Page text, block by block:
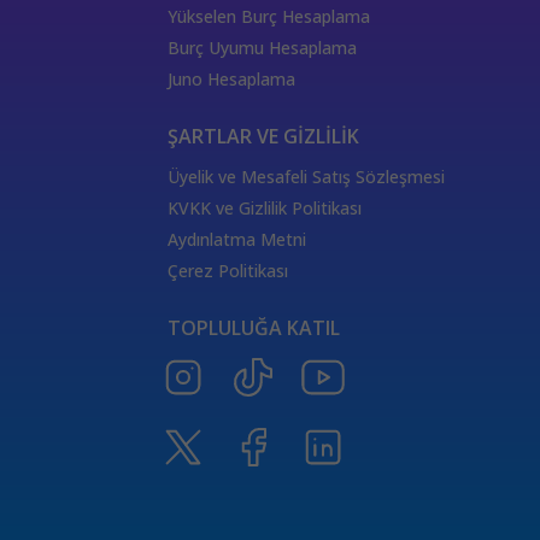
burçların elementleri
değişken
yükselen burçların özellikleri
Satürn Balık burcunda
ThetaHealing seansı
Tarot Destesi
Venüs burcu
Satürn burcu
Aşıklar Tarot Kartı
Güneş Tarot Sağlık Anlamı
Merkür Oğlak burcunda
Ay Tarot Sağlık Anlamı
Değnek Üçlüsü Anlamı
Denge kartı anlamı
Yükselen Burç Hesaplama
Burç Uyumu Hesaplama
Juno Hesaplama
ŞARTLAR VE GİZLİLİK
Üyelik ve Mesafeli Satış Sözleşmesi
KVKK ve Gizlilik Politikası
Aydınlatma Metni
Çerez Politikası
TOPLULUĞA KATIL